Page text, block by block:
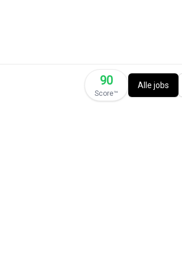
90
Score™️
Alle jobs